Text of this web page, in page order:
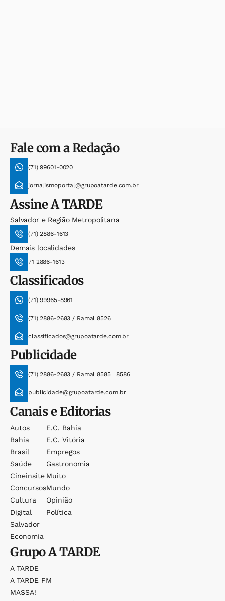
Fale com a Redação
(71) 99601-0020
jornalismoportal@grupoatarde.com.br
AssineA TARDE
Salvador e Região Metropolitana
(71) 2886-1613
Demais localidades
71 2886-1613
Classificados
(71) 99965-8961
(71) 2886-2683 / Ramal 8526
classificados@grupoatarde.com.br
Publicidade
(71) 2886-2683 / Ramal 8585 | 8586
publicidade@grupoatarde.com.br
Canais e Editorias
Autos
Bahia
Brasil
Saúde
Cineinsite
Concursos
Cultura
Digital
Salvador
Economia
E.c. Bahia
E.c. Vitória
Empregos
Gastronomia
Muito
Mundo
Opinião
Política
GrupoA TARDE
A TARDE
A TARDE FM
MASSA!